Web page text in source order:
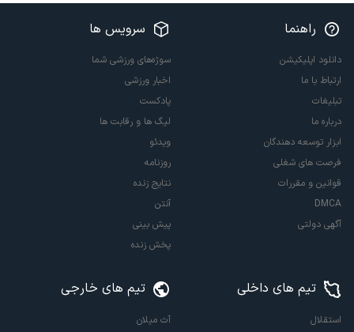
راهنما
دانلود اپلیکیشن
ارتباط با ما
تبلیغات
درباره ما
ابزار توسعه دهندگان
فرصت های شغلی
قوانین و مقررات
DMCA
آگهی دولتی
سرویس ها
سوژه‌های ورزشی شما
اخبار ورزشی
پادکست
لیگ ها و رقابت ها
ویدئو
روزنامه
نتایج زنده
آنتن
پیش بینی
پخش زنده
تیم های داخلی
استقلال
تیم های خارجی
آث میلان